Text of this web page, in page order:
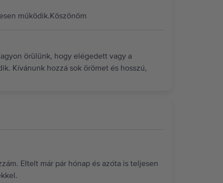
működik.Köszönöm
örülünk, hogy elégedett vagy a
Kívánunk hozzá sok örömet és hosszú,
Eltelt már pár hónap és azóta is teljesen